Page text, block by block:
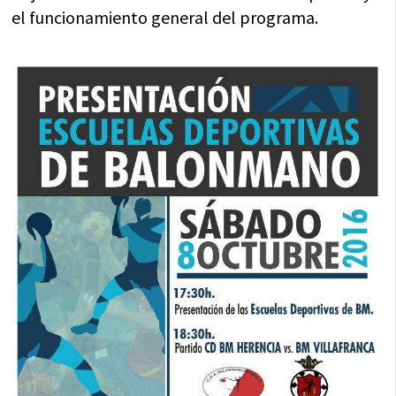
el funcionamiento general del programa.